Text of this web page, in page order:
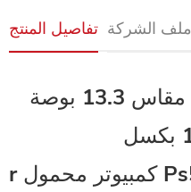
تفاصيل المنتج ملف الشركة
شاشة لمس محمولة مقاس 13.3 بوصة
r كمبيوتر محمول Ps5 مع مدخلات Hdmi و